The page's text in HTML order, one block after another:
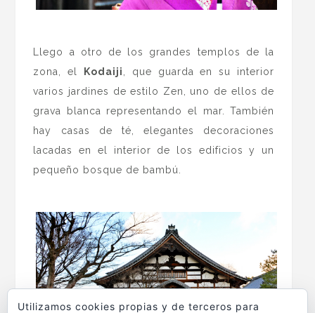
Llego a otro de los grandes templos de la
zona, el
Kodaiji
, que guarda en su interior
varios jardines de estilo Zen, uno de ellos de
grava blanca representando el mar. También
hay casas de té, elegantes decoraciones
lacadas en el interior de los edificios y un
pequeño bosque de bambú.
Utilizamos cookies propias y de terceros para